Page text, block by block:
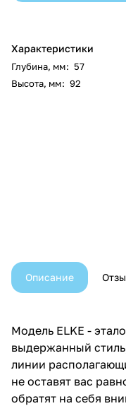
Характеристики
Глубина, мм: 57
Высота, мм: 92
Описание
Модель ELKE -
выдержанный
линии
не оставят вас
обратят на себя